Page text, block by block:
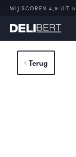
WIJ SCOREN 4,9 UIT 5!
Terug